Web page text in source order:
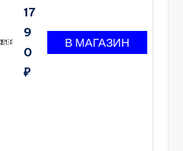
17
9
0
₽